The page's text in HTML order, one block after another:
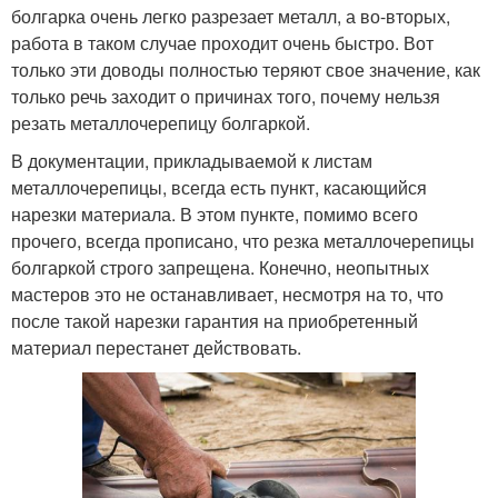
болгарка очень легко разрезает металл, а во-вторых,
работа в таком случае проходит очень быстро. Вот
только эти доводы полностью теряют свое значение, как
только речь заходит о причинах того, почему нельзя
резать металлочерепицу болгаркой.
В документации, прикладываемой к листам
металлочерепицы, всегда есть пункт, касающийся
нарезки материала. В этом пункте, помимо всего
прочего, всегда прописано, что резка металлочерепицы
болгаркой строго запрещена. Конечно, неопытных
мастеров это не останавливает, несмотря на то, что
после такой нарезки гарантия на приобретенный
материал перестанет действовать.